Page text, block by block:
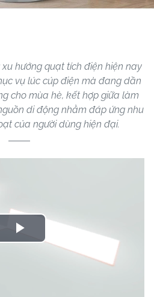
hướng quạt tích điện hiện nay
vụ lúc cúp điện mà đang dần
cho mùa hè, kết hợp giữa làm
di động nhằm đáp ứng nhu
của người dùng hiện đại.
Play